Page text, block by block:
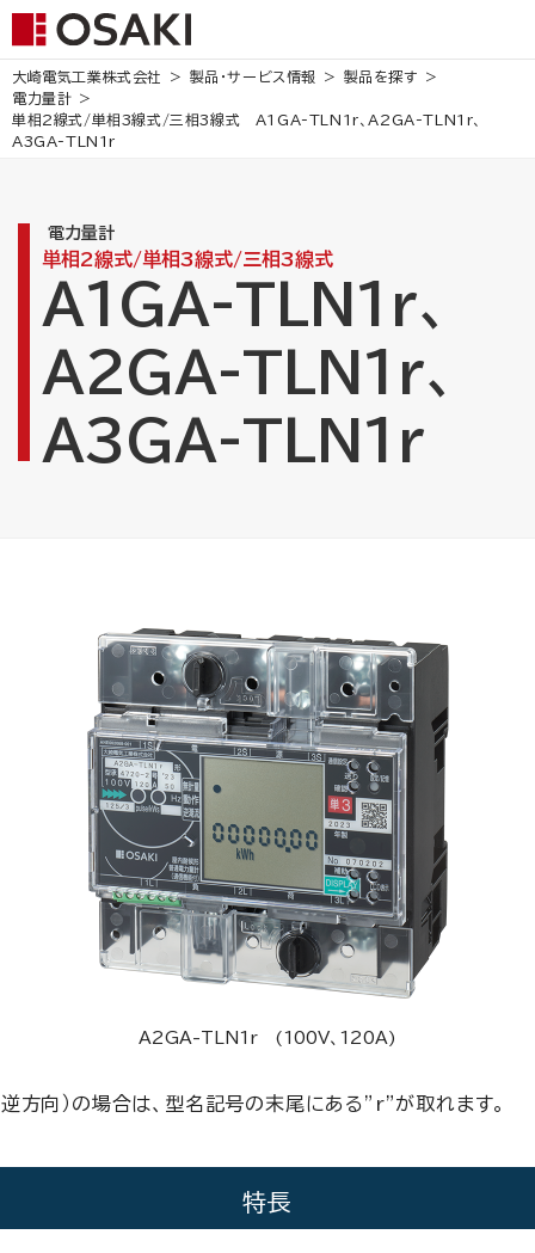
大崎電気工業株式会社 製品・サービス情報
製品を探す
電力量計
単相2線式/単相3線式/三相3線式 A1GA-TLN1r、A2GA-TLN1r、
A3GA-TLN1r
単相2線式/単相3線式/三相3線式
A1GA-TLN1r、
A2GA-TLN1r、
A3GA-TLN1r
電力量計
A2GA-TLN1r (100V、120A)
方向）の場合は、型名記号の末尾にある”r”が取れます。
特長